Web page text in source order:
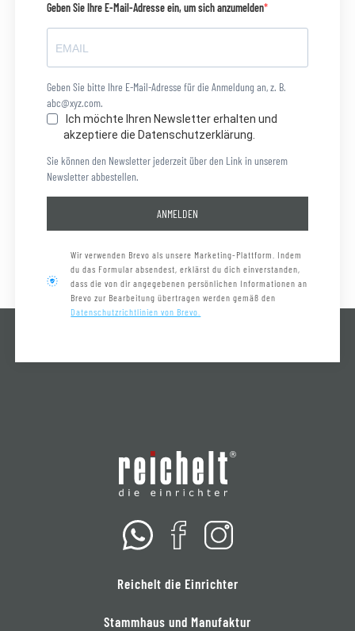
Geben Sie Ihre E-Mail-Adresse ein, um sich anzumelden
Geben Sie bitte Ihre E-Mail-Adresse für die Anmeldung an, z. B.
abc@xyz.com.
Ich möchte Ihren Newsletter erhalten und
akzeptiere die Datenschutzerklärung.
Sie können den Newsletter jederzeit über den Link in unserem
Newsletter abbestellen.
ANMELDEN
Wir verwenden Brevo als unsere Marketing-Plattform. Indem
du das Formular absendest, erklärst du dich einverstanden,
dass die von dir angegebenen persönlichen Informationen an
Brevo zur Bearbeitung übertragen werden gemäß den
Datenschutzrichtlinien von Brevo.
Reichelt die Einrichter
Stammhaus und Manufaktur